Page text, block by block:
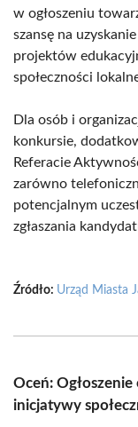
w ogłoszeniu
szansę na
projektów
społeczności
Dla osób i
konkursie,
Referacie
zarówno
potencjalnym
zgłaszania
Źródło: Urząd Miasta
Oceń:
inicjatywy